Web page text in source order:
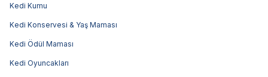
Kedi Kumu
Kedi Konservesi & Yaş Maması
Kedi Ödül Maması
Kedi Oyuncakları